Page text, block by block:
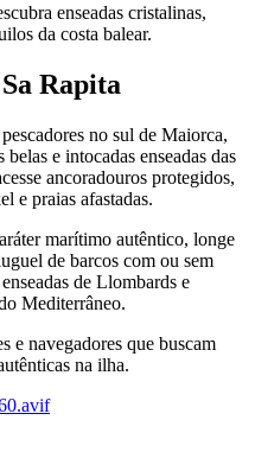
enseadas cristalinas,
da costa balear.
Rapita
no sul de Maiorca,
e intocadas enseadas das
ancoradouros protegidos,
e praias afastadas.
marítimo autêntico, longe
de barcos com ou sem
de Llombards e
Mediterrâneo.
e navegadores que buscam
na ilha.